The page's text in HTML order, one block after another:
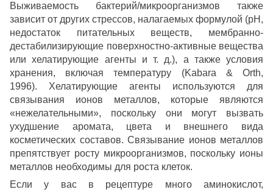
Выживаемость бактерий/микроорганизмов также
зависит от других стрессов, налагаемых формулой (pH,
недостаток питательных веществ, мембранно-
дестабилизирующие поверхностно-активные вещества
или хелатирующие агенты и т. д.), а также условия
хранения, включая температуру (Kabara & Orth,
1996). Хелатирующие агенты используются для
связывания ионов металлов, которые являются
«нежелательными», поскольку они могут вызвать
ухудшение аромата, цвета и внешнего вида
косметических составов. Связывание ионов металлов
препятствует росту микроорганизмов, поскольку ионы
металлов необходимы для роста клеток.
Если у вас в рецептуре много аминокислот,